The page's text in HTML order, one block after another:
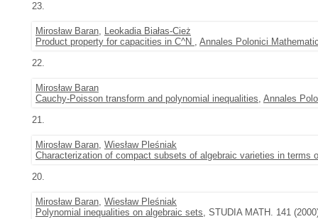
23.
Mirosław Baran, Leokadia Białas-Cież
Product property for capacities in C^N , Annales Polonici
22.
Mirosław Baran
Cauchy-Poisson transform and polynomial inequalities, Annales
21.
Mirosław Baran, Wiesław Pleśniak
Characterization of compact subsets of algebraic varieties in terms
20.
Mirosław Baran, Wiesław Pleśniak
Polynomial inequalities on algebraic sets, STUDIA MATH. 141